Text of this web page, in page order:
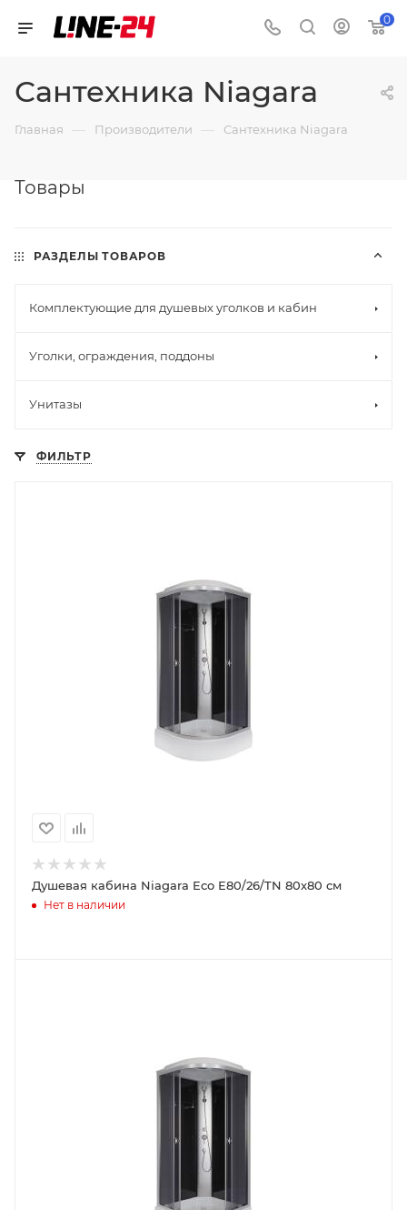
0
Сантехника Niagara
Главная — Производители — Сантехника Niagara
Товары
РАЗДЕЛЫ ТОВАРОВ
Комплектующие для душевых уголков и кабин
Уголки, ограждения, поддоны
Унитазы
ФИЛЬТР
Душевая кабина Niagara Eco E80/26/TN 80х80 см
Нет в наличии